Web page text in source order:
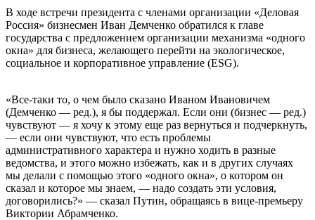
В ходе встречи президента с членами организации «Деловая
Россия» бизнесмен Иван Демченко обратился к главе
государства с предложением организации механизма «одного
окна» для бизнеса, желающего перейти на экологическое,
социальное и корпоративное управление (ESG).
«Все-таки то, о чем было сказано Иваном Ивановичем
(Демченко — ред.), я бы поддержал. Если они (бизнес — ред.)
чувствуют — я хочу к этому еще раз вернуться и подчеркнуть,
— если они чувствуют, что есть проблемы
административного характера и нужно ходить в разные
ведомства, и этого можно избежать, как и в других случаях
мы делали с помощью этого «одного окна», о котором он
сказал и которое мы знаем, — надо создать эти условия,
договорились?» — сказал Путин, обращаясь в вице-премьеру
Виктории Абрамченко.